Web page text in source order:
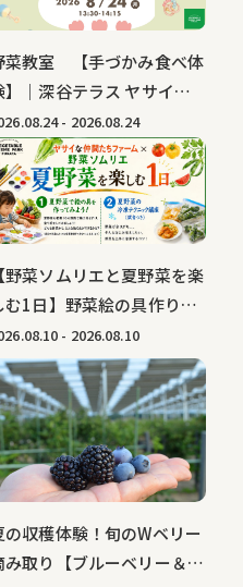
菜教室 【手づかみ食べ体
】｜深谷テラス ヤサイな
間たちファーム
- 2026.08.24
【野菜ソムリエと夏野菜を楽
む1日】野菜絵の具作り・
野菜の冷凍テクニック講座
深谷テラス ヤサイな仲間
ちファーム
- 2026.08.10
の収穫体験！旬のWベリー
み取り【ブルーベリー＆ブ